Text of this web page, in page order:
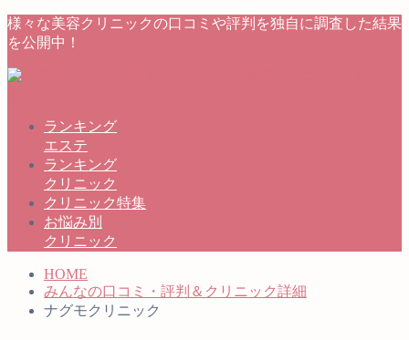
様々な美容クリニックの口コミや評判を独自に調査した結果
を公開中！
ランキング
エステ
ランキング
クリニック
クリニック特集
お悩み別
クリニック
HOME
みんなの口コミ・評判＆クリニック詳細
ナグモクリニック